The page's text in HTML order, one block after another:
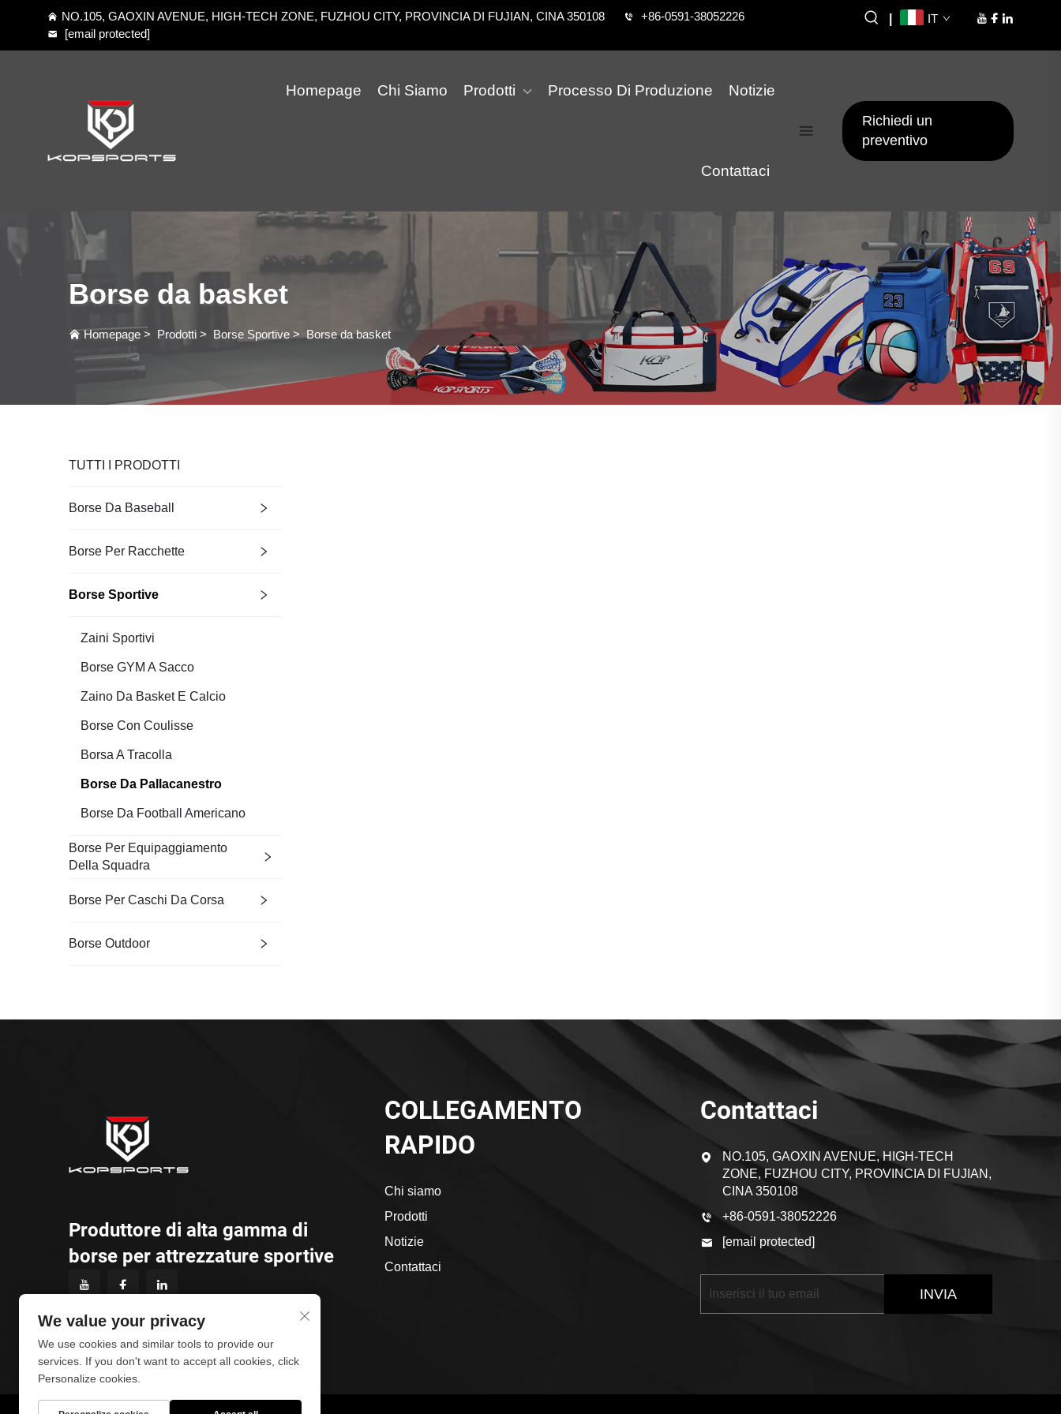
NO.105, GAOXIN AVENUE, HIGH-TECH ZONE, FUZHOU CITY, PROVINCIA DI FUJIAN, CINA 350108
+86-0591-38052226
[email protected]
IT
Homepage Chi Siamo Prodotti Processo Di Produzione Notizie
Contattaci
Richiedi un
preventivo
Borse da basket
Homepage > Prodotti > Borse Sportive > Borse da basket
TUTTI I PRODOTTI
Borse Da Baseball
Borse Per Racchette
Borse Sportive
Zaini Sportivi
Borse GYM A Sacco
Zaino Da Basket E Calcio
Borse Con Coulisse
Borsa A Tracolla
Borse Da Pallacanestro
Borse Da Football Americano
Borse Per Equipaggiamento
Della Squadra
Borse Per Caschi Da Corsa
Borse Outdoor
Produttore di alta gamma di
borse per attrezzature sportive
COLLEGAMENTO
RAPIDO
Chi siamo
Prodotti
Notizie
Contattaci
Contattaci
NO.105, GAOXIN AVENUE, HIGH-TECH
ZONE, FUZHOU CITY, PROVINCIA DI FUJIAN,
CINA 350108
+86-0591-38052226
[email protected]
INVIA
We value your privacy
We use cookies and similar tools to provide our
services. If you don't want to accept all cookies, click
Personalize cookies.